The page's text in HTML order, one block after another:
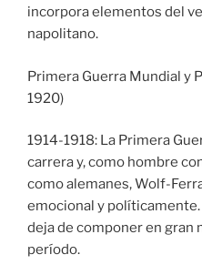
incorpora elementos del
napolitano.
Primera Guerra Mundial y
1920)
1914-1918: La Primera
carrera y, como hombre
como alemanes, Wolf-
emocional y
deja de componer en gran
período.